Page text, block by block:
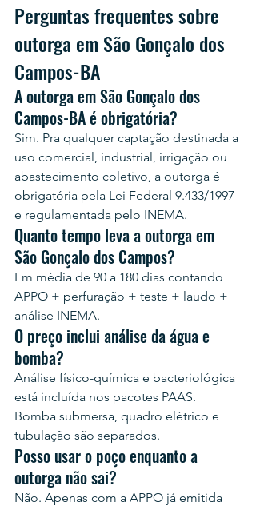
Perguntas frequentes sobre
outorga em São Gonçalo dos
Campos-BA
A outorga em São Gonçalo dos
Campos-BA é obrigatória?
Sim. Pra qualquer captação destinada a
uso comercial, industrial, irrigação ou
abastecimento coletivo, a outorga é
obrigatória pela Lei Federal 9.433/1997
e regulamentada pelo INEMA.
Quanto tempo leva a outorga em
São Gonçalo dos Campos?
Em média de 90 a 180 dias contando
APPO + perfuração + teste + laudo +
análise INEMA.
O preço inclui análise da água e
bomba?
Análise físico-química e bacteriológica
está incluída nos pacotes PAAS.
Bomba submersa, quadro elétrico e
tubulação são separados.
Posso usar o poço enquanto a
outorga não sai?
Não. Apenas com a APPO já emitida